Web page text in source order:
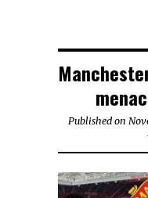
Published on